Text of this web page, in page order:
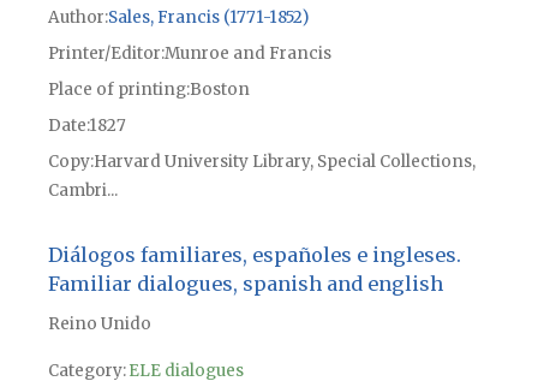
Author Sales, Francis (1771-1852)
Printer/Editor Munroe and Francis
Place of printingBoston
Date1827
CopyHarvard University Library, Special Collections,
Cambri...
Diálogos familiares, españoles e ingleses.
Familiar dialogues, spanish and english
Reino Unido
Category:ELE dialogues